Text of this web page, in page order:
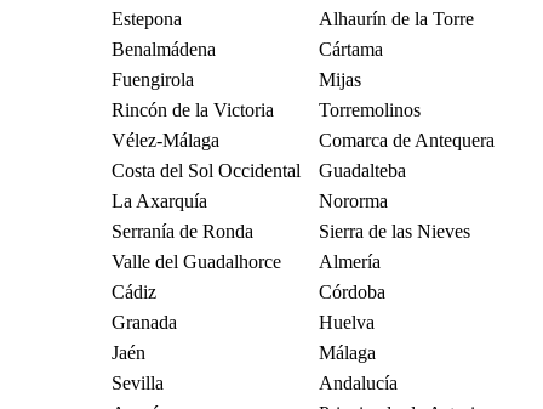
Estepona
Alhaurín de la Torre
Benalmádena
Cártama
Fuengirola
Mijas
Rincón de la Victoria
Torremolinos
Vélez-Málaga
Comarca de Antequera
Costa del Sol Occidental
Guadalteba
La Axarquía
Nororma
Serranía de Ronda
Sierra de las Nieves
Valle del Guadalhorce
Almería
Cádiz
Córdoba
Granada
Huelva
Jaén
Málaga
Sevilla
Andalucía